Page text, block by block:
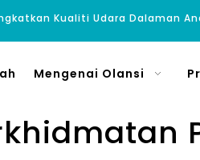
Kualiti Udara Dalaman
Mengenai Olansi